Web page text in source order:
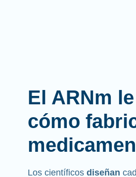
El ARNm
cómo
Los científicos diseñan